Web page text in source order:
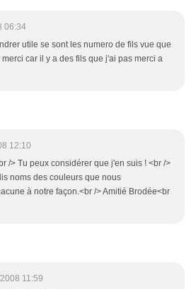
06:34
utile se sont les numero de fils vue que
car il y a des fils que j'ai pas merci a
12:10
/> Tu peux considérer que j'en suis ! <br />
noms des couleurs que nous
à notre façon.<br /> Amitié Brodée<br
11:59